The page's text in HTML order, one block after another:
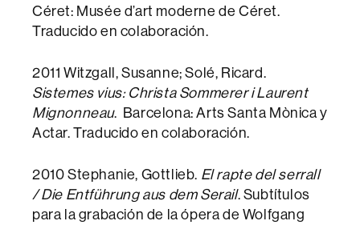
Céret: Musée d’art moderne de Céret.
Traducido en colaboración.
2011 Witzgall, Susanne; Solé, Ricard.
Sistemes vius: Christa Sommerer i Laurent
Mignonneau. Barcelona: Arts Santa Mònica y
Actar. Traducido en colaboración.
2010 Stephanie, Gottlieb. El rapte del serrall
/ Die Entführung aus dem Serail. Subtítulos
para la grabación de la ópera de Wolfgang